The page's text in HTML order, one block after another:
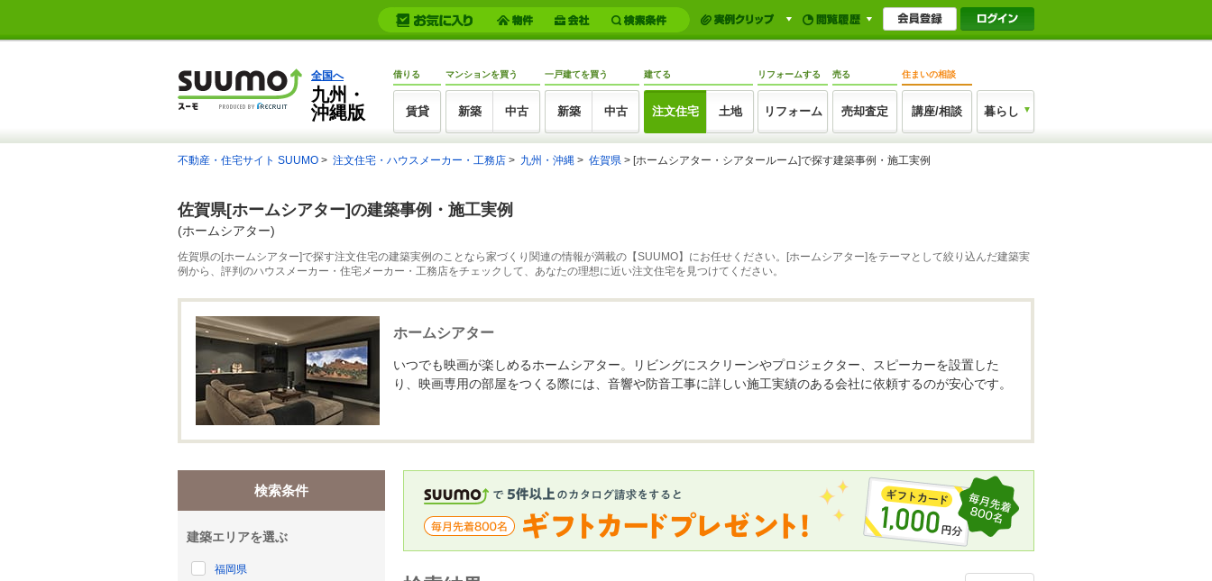
全国へ
九州・
沖縄版
借りる
賃貸
マンションを買う
新築 中古
一戸建てを買う
新築 中古
建てる
注文住宅 土地
リフォームする
リフォーム
売る
売却査定
住まいの相談
講座/相談 暮らし
不動産・住宅サイト SUUMO 注文住宅・ハウスメーカー・工務店 九州・沖縄 佐賀県 [ホームシアター・シアタールーム]で探す建築事例・施工実例
佐賀県[ホームシアター]の建築事例・施工実例
(ホームシアター)
佐賀県の[ホームシアター]で探す注文住宅の建築実例のことなら家づくり関連の情報が満載の【SUUMO】にお任せください。[ホームシアター]をテーマとして絞り込んだ建築実
例から、評判のハウスメーカー・住宅メーカー・工務店をチェックして、あなたの理想に近い注文住宅を見つけてください。
ホームシアター
いつでも映画が楽しめるホームシアター。リビングにスクリーンやプロジェクター、スピーカーを設置した
り、映画専用の部屋をつくる際には、音響や防音工事に詳しい施工実績のある会社に依頼するのが安心です。
検索条件
建築エリアを選ぶ
福岡県